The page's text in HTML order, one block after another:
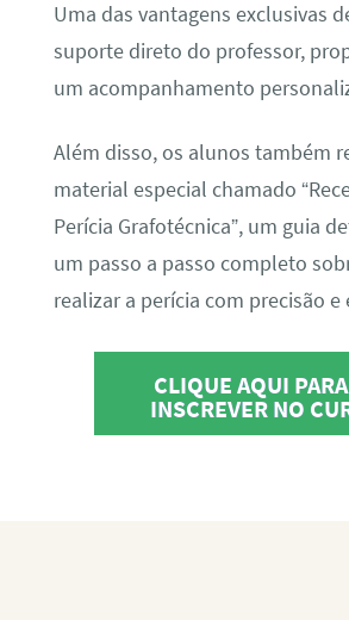
Uma das vantagens exclusivas
suporte direto do professor,
um acompanhamento
Além disso, os alunos também
material especial chamado
Perícia Grafotécnica”, um guia
um passo a passo completo
realizar a perícia com precisão e
CLIQUE AQUI
INSCREVER NO